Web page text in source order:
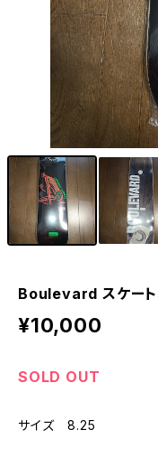
Boulevard スケー
¥10,000
SOLD OUT
サイズ 8.25